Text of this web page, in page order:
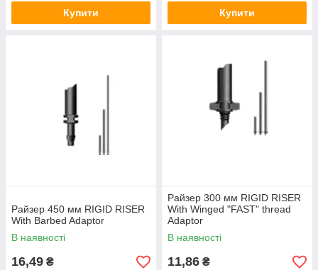
Купити Купити
Райзер 450 мм RIGID RISER
With Barbed Adaptor
В наявності
16,49 ₴
Райзер 300 мм RIGID RISER
With Winged "FAST" thread
Adaptor
В наявності
11,86 ₴